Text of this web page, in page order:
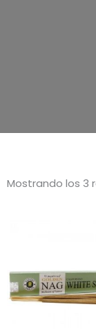
Mostrando los 3